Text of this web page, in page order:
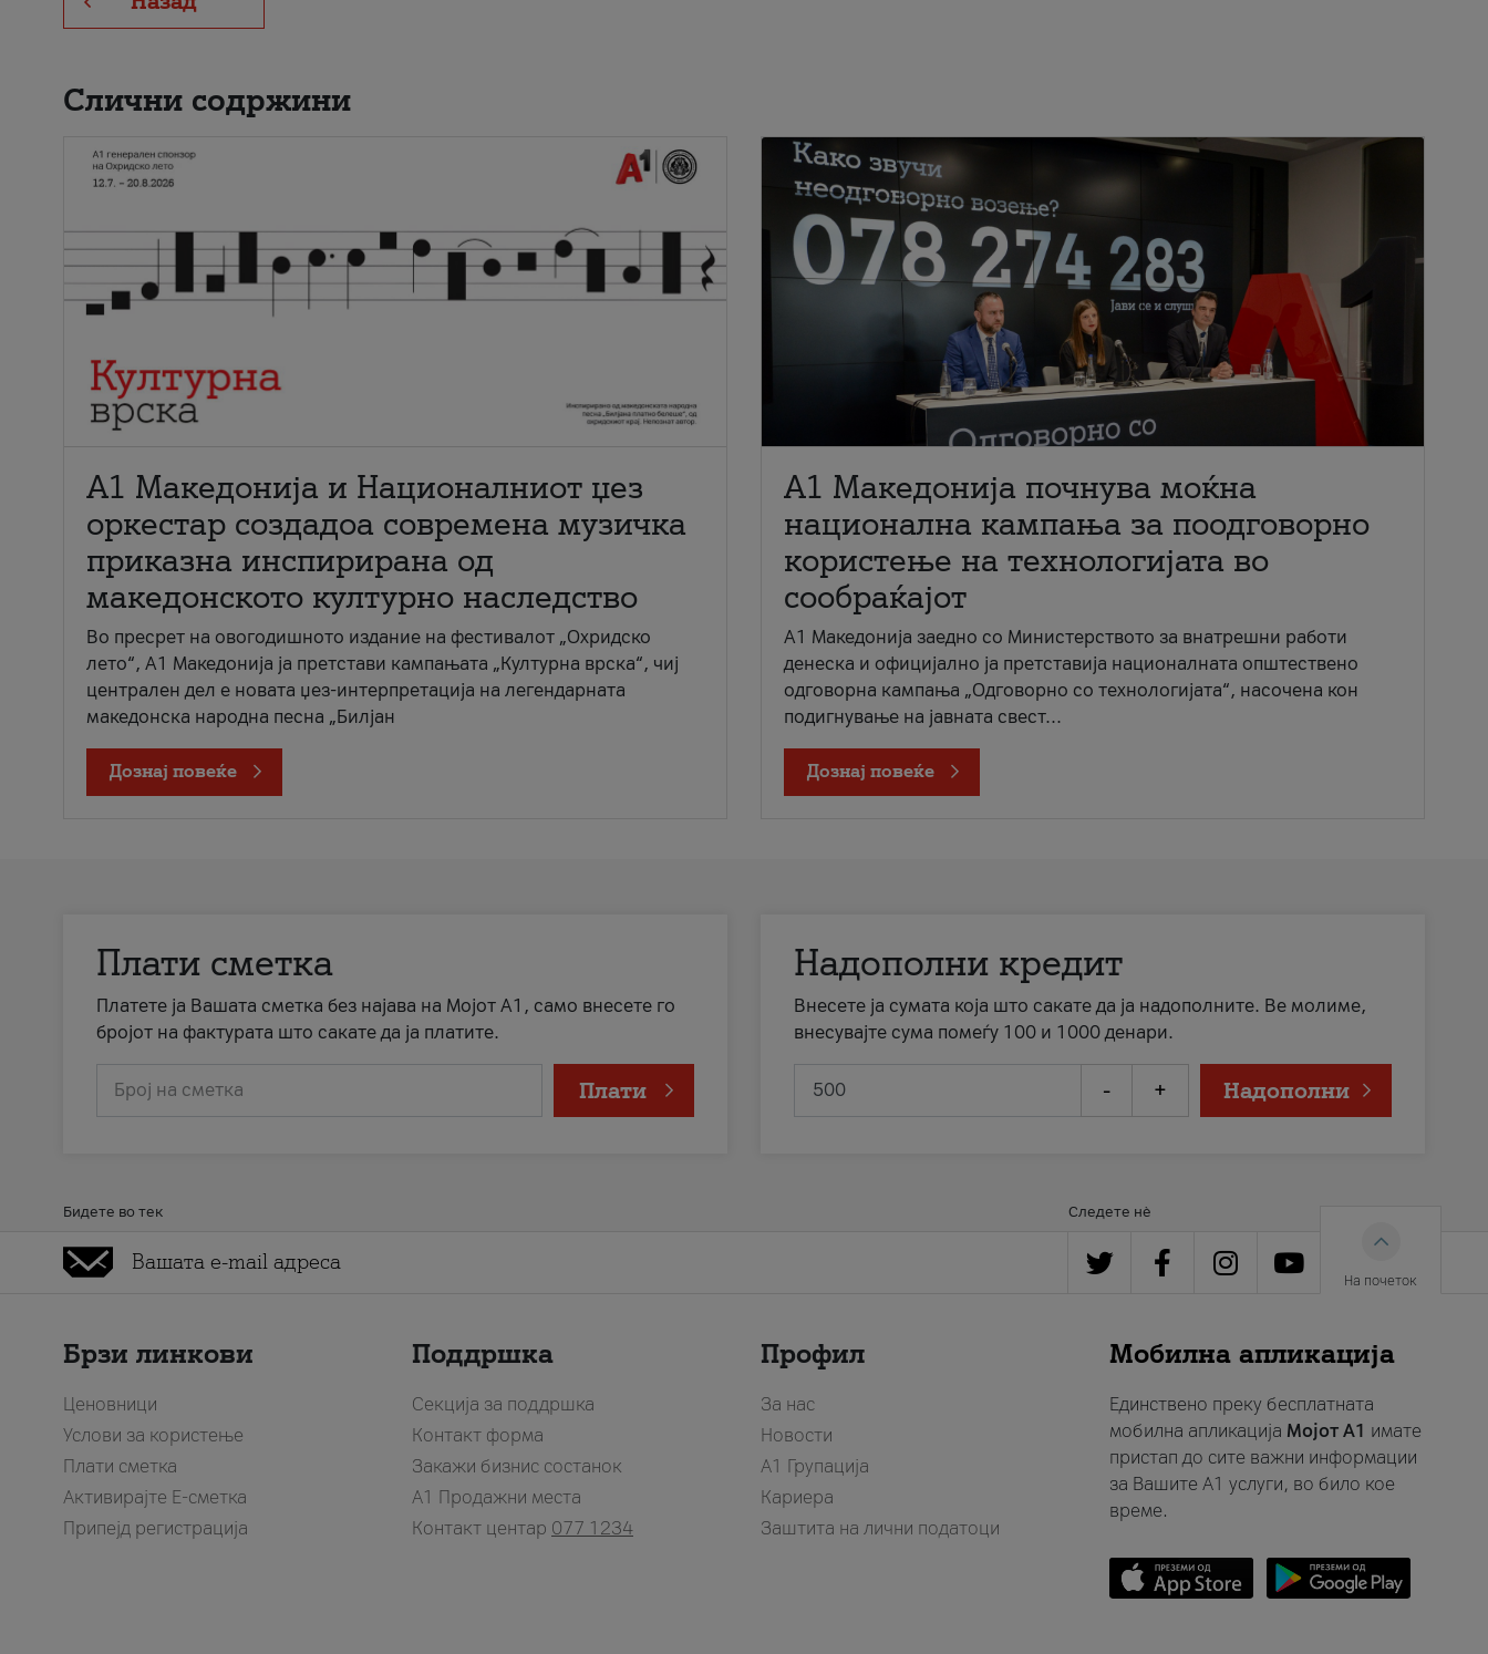
Слични содржини
А1 Македонија и Националниот џез
оркестар создадоа современа музичка
приказна инспирирана од
македонското културно наследство
Во пресрет на овогодишното издание на фестивалот „Охридско
лето“, А1 Македонија ја претстави кампањата „Културна врска“, чиј
централен дел е новата џез-интерпретација на легендарната
македонска народна песна „Билјан
Дознај повеќе
A1 Македонија почнува моќна
национална кампања за поодговорно
користење на технологијата во
сообраќајот
A1 Македонија заедно со Министерството за внатрешни работи
денеска и официјално ја претставија националната општествено
одговорна кампања „Одговорно со технологијата“, насочена кон
подигнување на јавната свест...
Дознај повеќе
Плати сметка
Платете ја Вашата сметка без најава на Мојот А1, само внесете го
бројот на фактурата што сакате да ја платите.
Број на сметка Плати
Надополни кредит
Внесете ја сумата која што сакате да ја надополните. Ве молиме,
внесувајте сума помеѓу 100 и 1000 денари.
- + Надополни
Бидете во тек Следете нè
На почеток
Брзи линкови
Ценовници
Услови за користење
Плати сметка
Активирајте Е-сметка
Припејд регистрација
Поддршка
Секција за поддршка
Контакт форма
Закажи бизнис состанок
A1 Продажни места
Контакт центар 077 1234
Профил
За нас
Новости
А1 Групација
Кариера
Заштита на лични податоци
Мобилна апликација
Единствено преку бесплатната
мобилна апликација Мојот A1 имате
пристап до сите важни информации
за Вашите A1 услуги, во било кое
време.